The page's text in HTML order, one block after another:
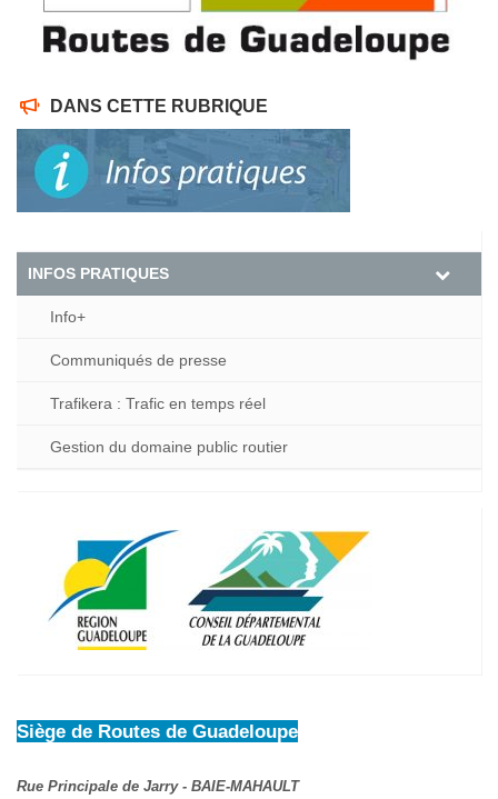
DANS CETTE RUBRIQUE
INFOS PRATIQUES
Info+
Communiqués de presse
Trafikera : Trafic en temps réel
Gestion du domaine public routier
Siège de Routes de Guadeloupe
Rue Principale de Jarry - BAIE-MAHAULT